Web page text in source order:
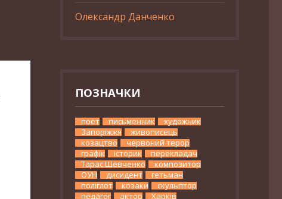
Олександр Данченко
ПОЗНАЧКИ
поет письменник
художник
Запоріжжя
живописець
козацтво
червоний терор
графік
історик
перекладач
Тарас Шевченко
композитор
ОУН
дисидент
гетьман
поліглот
козаки
скульптор
педагог
актор
Харків